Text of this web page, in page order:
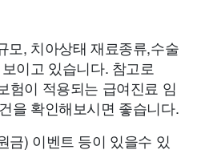
모, 치아상태 재료종류,수술
이고 있습니다. 참고로
험이 적용되는 급여진료 임
을 확인해보시면 좋습니다.
금) 이벤트 등이 있을수 있